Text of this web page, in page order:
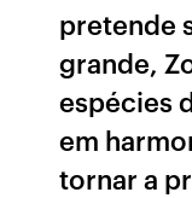
pretende
grande,
espécies
em
tornar a